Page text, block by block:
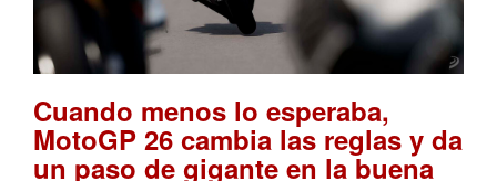
Cuando menos lo esperaba,
MotoGP 26 cambia las reglas y da
un paso de gigante en la buena